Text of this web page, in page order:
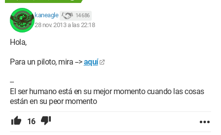
kaneagle 14 686
28 nov. 2013 a las 22:18
Hola,
Para un piloto, mira --> aquí
--
El ser humano está en su mejor momento cuando las cosas
están en su peor momento
16